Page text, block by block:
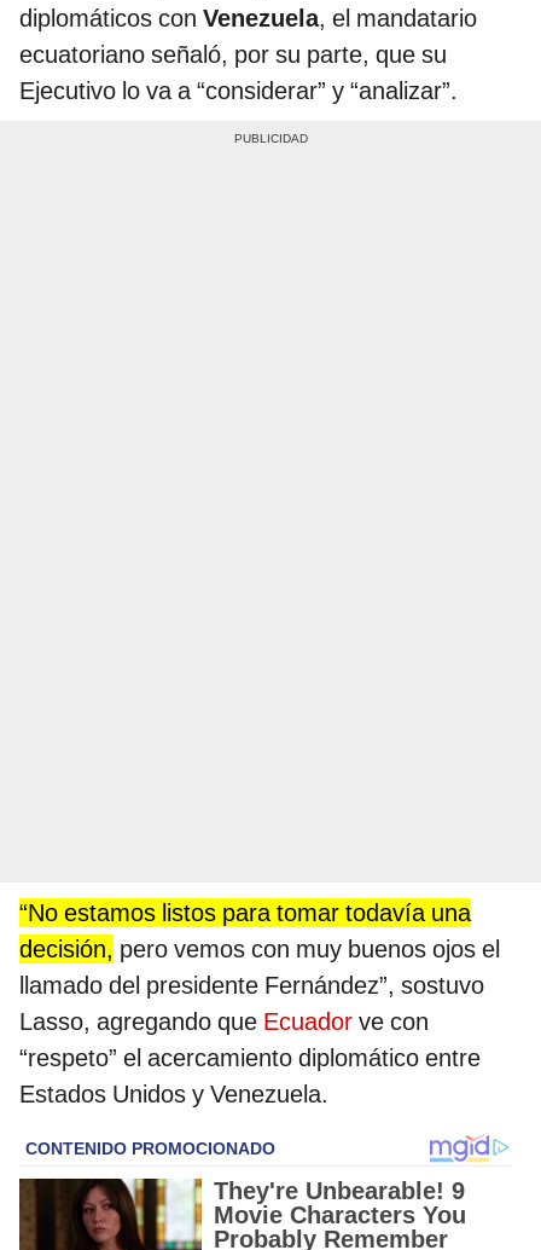
diplomáticos con Venezuela, el mandatario
ecuatoriano señaló, por su parte, que su
Ejecutivo lo va a “considerar” y “analizar”.
“No estamos listos para tomar todavía una
decisión, pero vemos con muy buenos ojos el
llamado del presidente Fernández”, sostuvo
Lasso, agregando que Ecuador ve con
“respeto” el acercamiento diplomático entre
Estados Unidos y Venezuela.